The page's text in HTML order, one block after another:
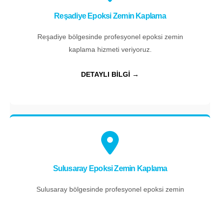
Reşadiye Epoksi Zemin Kaplama
Reşadiye bölgesinde profesyonel epoksi zemin
kaplama hizmeti veriyoruz.
DETAYLI BİLGİ →
Sulusaray Epoksi Zemin Kaplama
Sulusaray bölgesinde profesyonel epoksi zemin